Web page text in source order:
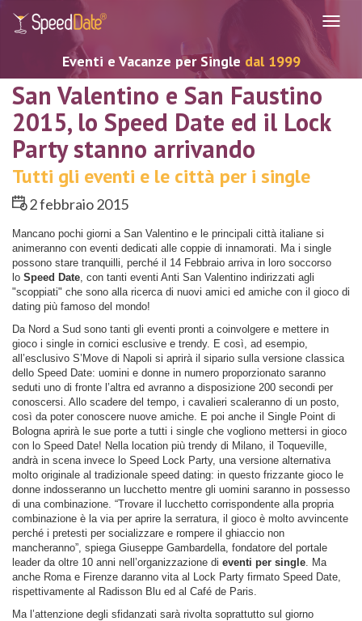
Eventi e Vacanze per Single dal 1999
San Valentino e San Faustino
2015, lo Speed Date ed il Lock
Party stanno arrivando
Tutti gli eventi e le città per i single
2 febbraio 2015
Mancano pochi giorni a San Valentino e le principali città italiane si
animeranno con eventi dedicati alle coppie di innamorati. Ma i single
possono stare tranquilli, perché il 14 Febbraio arriva in loro soccorso
lo Speed Date, con tanti eventi Anti San Valentino indirizzati agli
"scoppiati" che sono alla ricerca di nuovi amici ed amiche con il gioco di
dating più famoso del mondo!
Da Nord a Sud sono tanti gli eventi pronti a coinvolgere e mettere in
gioco i single in cornici esclusive e trendy. E così, ad esempio,
all’esclusivo S’Move di Napoli si aprirà il sipario sulla versione classica
dello Speed Date: uomini e donne in numero proporzionato saranno
seduti uno di fronte l’altra ed avranno a disposizione 200 secondi per
conoscersi. Allo scadere del tempo, i cavalieri scaleranno di un posto,
così da poter conoscere nuove amiche. E poi anche il Single Point di
Bologna aprirà le sue porte a tutti i single che vogliono mettersi in gioco
con lo Speed Date! Nella location più trendy di Milano, il Toqueville,
andrà in scena invece lo Speed Lock Party, una versione alternativa
molto originale al tradizionale speed dating: in questo frizzante gioco le
donne indosseranno un lucchetto mentre gli uomini saranno in possesso
di una combinazione. “Trovare il lucchetto corrispondente alla propria
combinazione è la via per aprire la serratura, il gioco è molto avvincente
perché i pretesti per socializzare e rompere il ghiaccio non
mancheranno”, spiega Giuseppe Gambardella, fondatore del portale
leader da oltre 10 anni nell’organizzazione di eventi per single. Ma
anche Roma e Firenze daranno vita al Lock Party firmato Speed Date,
rispettivamente al Radisson Blu ed al Café de Paris.
Ma l’attenzione degli sfidanzati sarà rivolta soprattutto sul giorno